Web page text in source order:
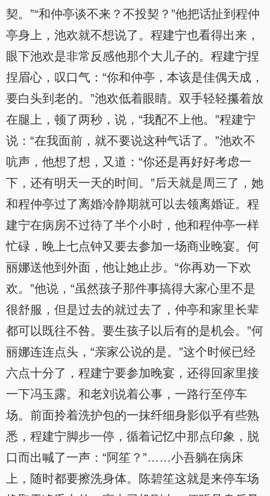
契。”“和仲亭谈不来？不投契？”他把话扯到程仲
亭身上，池欢就不想说了。程建宁也看得出来，
眼下池欢是非常反感他那个大儿子的。程建宁捏
捏眉心，叹口气：“你和仲亭，本该是佳偶天成，
要白头到老的。”池欢低着眼睛。双手轻轻攥着放
在腿上，顿了两秒，说，“我配不上他。”程建宁
说：“在我面前，就不要说这种气话了。”池欢不
吭声，他想了想，又道：“你还是再好好考虑一
下，还有明天一天的时间。”后天就是周三了，她
和程仲亭过了离婚冷静期就可以去领离婚证。程
建宁在病房不过待了半个小时，他和程仲亭一样
忙碌，晚上七点钟又要去参加一场商业晚宴。何
丽娜送他到外面，他让她止步。“你再劝一下欢
欢。”他说，“虽然孩子那件事搞得大家心里不是
很舒服，但是过去的就过去了，仲亭和家里长辈
都可以既往不咎。要生孩子以后有的是机会。”何
丽娜连连点头，“亲家公说的是。”这个时候已经
六点十分了，程建宁要参加晚宴，还得回家里接
一下冯玉露。和老刘说着公事，一路行至停车
场。前面拎着洗护包的一抹纤细身影似乎有些熟
悉，程建宁脚步一停，循着记忆中那点印象，脱
口而出喊了一声：“阿笙？”……小吾躺在病床
上，随时都要擦洗身体。陈碧笙这就是来停车场